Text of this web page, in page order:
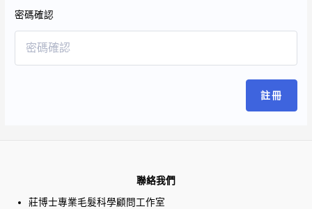
密碼確認
註冊
聯絡我們
莊博士專業毛髮科學顧問工作室